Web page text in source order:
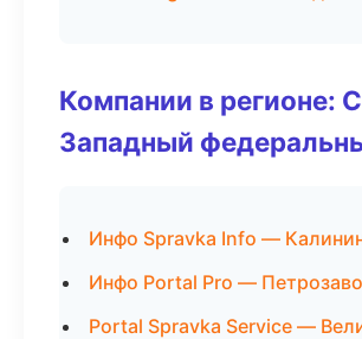
Компании в регионе:
Западный
Инфо Spravka Info —
Инфо Portal Pro —
Portal Spravka Service —